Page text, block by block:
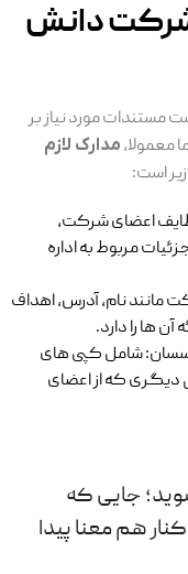
دانش
مستندات مورد نیاز بر
معمولا، مدارک لازم
است:
اعضای شرکت،
مربوط به اداره
مانند نام، آدرس، اهداف
ها را دارد.
شامل کپی‌ های
دیگری که از اعضای
جایی که
هم معنا پیدا